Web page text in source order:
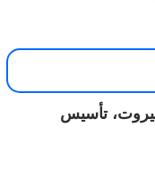
تعانق بطل العراق.. قصة
السوشيال ميديا
بيروت، تأسيس